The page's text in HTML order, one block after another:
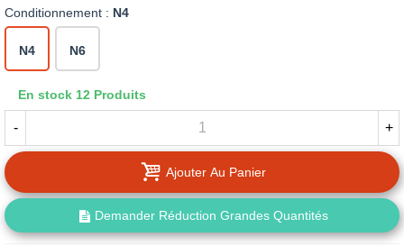
Conditionnement : N4
N4 N6
En stock 12 Produits
- +
Ajouter Au Panier
Demander Réduction Grandes Quantités